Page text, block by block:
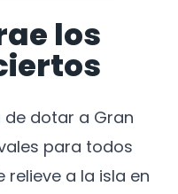
los
de dotar a Gran
para todos
a la isla en